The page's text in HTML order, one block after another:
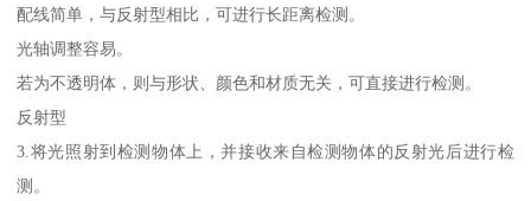
配线简单，与反射型相比，可进行长距离检测。
光轴调整容易。
若为不透明体，则与形状、颜色和材质无关，可直接进行检测。
反射型
3.将光照射到检测物体上，并接收来自检测物体的反射光后进行检
测。